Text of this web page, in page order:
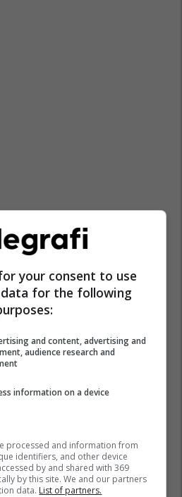
your consent to use
for the following
and content, advertising and
audience research and
information on a device
processed and information from
identifiers, and other device
by and shared with 369
by this site. We and our partners
data. List of partners.